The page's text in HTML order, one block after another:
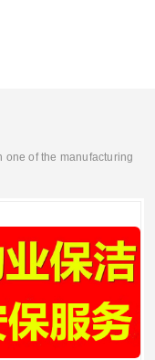
one of the manufacturing